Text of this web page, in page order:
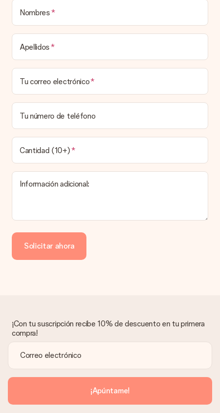
está listo para ser entregado o enviarse directamente al
Tiempo de entrega, opciones de entrega y
costos de envío.
¿Puedo elegir una fecha de entrega?
Elegir la fecha exacta de entrega no es posible. Una vez
personalizado y completado tu pedido, recibirás una
confirmación con las fechas estimadas de entrega. Una vez
que el pedido haya sido enviado, será la empresa de
transportes la encargada de entregar el regalo.
¿Cuál es el tiempo de entrega y cuándo recibo mi
obsequio?
El tiempo de entrega se puede encontrar en la página del
producto del regalo.
¿Cómo puedo pagar mi pedido?
de crédito o transferencia bancaria. En caso de elegir
transferencia bancaria, ten en cuenta 3 días adicionales para la
entrega de tu regalo.
asunto contigo. Ponte en contacto con nuestro equipo de
atención al cliente por teléfono, correo electrónico o chat y
buscaremos una solución adecuada para ti.
¿Se envía la factura junto con el pedido?
La factura y cualquier otra información relativa a tu regalo se
enviará únicamente por correo electrónico. El regalo se enviará
sin ninguna información adicional Así, evitaremos que la
persona que recibe el regalo la vea. ¡No le enviaremos nada
más que su increíble regalo! ¿Quieres que sepa quién se lo
Nombres
Apellidos
Tu correo electrónico
Tu número de teléfono
Cantidad (10+)
Información adicional:
Solicitar ahora
¡Con tu suscripción recibe 10% de descuento en tu primera
compra!
¡Apúntame!